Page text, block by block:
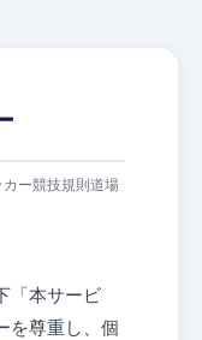
ー競技規則道場
「本サービ
を尊重し、個